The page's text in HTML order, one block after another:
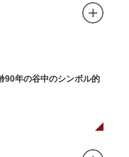
90年の谷中のシンボル的